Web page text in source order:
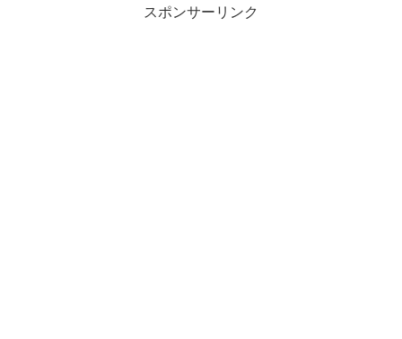
スポンサーリンク